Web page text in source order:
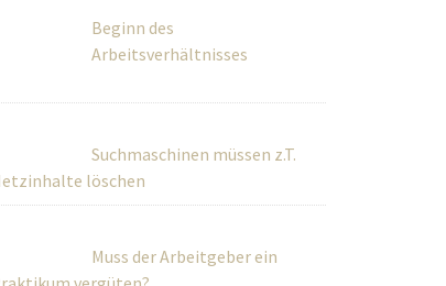
Beginn des
Arbeitsverhältnisses
Netzinhalte löschen
Praktikum vergüten?